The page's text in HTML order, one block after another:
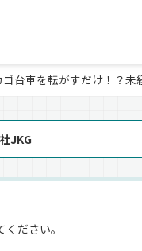
ゴ台車を転がすだけ！？
JKG
ださい。